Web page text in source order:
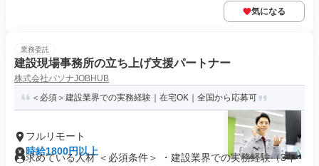
気になる
業務委託
建設現場事務所の立ち上げ支援パートナー
株式会社パソナJOBHUB
＜必須＞建設業界での実務経験｜在宅OK｜全国から応募可
フルリモート
時給1800円以上
求めている人材 ＜必須条件＞ ・建設業界での実務経験（3年